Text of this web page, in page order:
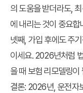
의 도움을 받더라도,
에 내리는 것이 중요합
넷째, 가입 후에도 주
이세요. 2026년처럼
을 때 보험 리모델링이
결론: 2026년, 운전자